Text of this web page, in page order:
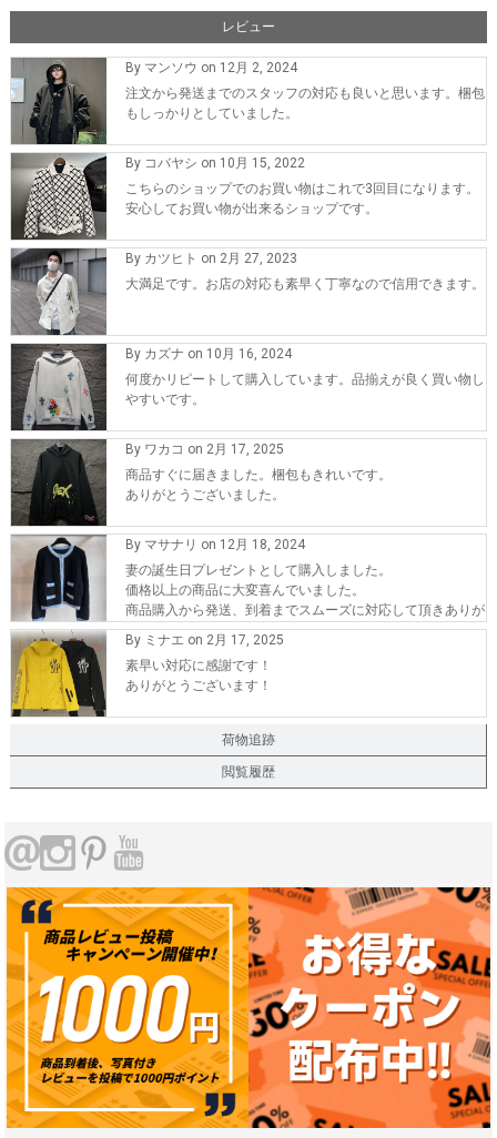
レビュー
荷物追跡
閲覧履歴
By マンソウ on 12月 2, 2024
注文から発送までのスタッフの対応も良いと思います。梱包
もしっかりとしていました。
By コバヤシ on 10月 15, 2022
こちらのショップでのお買い物はこれで3回目になります。
安心してお買い物が出来るショップです。
By カツヒト on 2月 27, 2023
大満足です。お店の対応も素早く丁寧なので信用できます。
By カズナ on 10月 16, 2024
何度かリピートして購入しています。品揃えが良く買い物し
やすいです。
By ワカコ on 2月 17, 2025
商品すぐに届きました。梱包もきれいです。
ありがとうございました。
By マサナリ on 12月 18, 2024
妻の誕生日プレゼントとして購入しました。
価格以上の商品に大変喜んでいました。
商品購入から発送、到着までスムーズに対応して頂きありが
とうございます。
また、機会が有れば購入したいです。
By ミナエ on 2月 17, 2025
素早い対応に感謝です！
ありがとうございます！